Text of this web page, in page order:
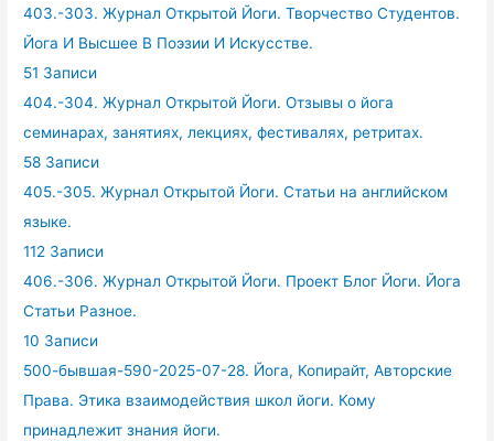
403.-303. Журнал Открытой Йоги. Творчество Студентов.
Йога И Высшее В Поэзии И Искусстве.
51 Записи
404.-304. Журнал Открытой Йоги. Отзывы о йога
семинарах, занятиях, лекциях, фестивалях, ретритах.
58 Записи
405.-305. Журнал Открытой Йоги. Статьи на английском
языке.
112 Записи
406.-306. Журнал Открытой Йоги. Проект Блог Йоги. Йога
Статьи Разное.
10 Записи
500-бывшая-590-2025-07-28. Йога, Копирайт, Авторские
Права. Этика взаимодействия школ йоги. Кому
принадлежит знания йоги.